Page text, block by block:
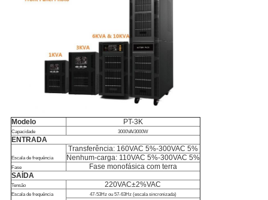
Modelo PT-3K
Capacidade 3000VA/3000W
ENTRADA
Escala de frequência
Transferência: 160VAC 5%-300VAC 5%
Nenhum-carga: 110VAC 5%-300VAC 5%
Fase
Fase monofásica com terra
SAÍDA
Tensão 220VAC±2%VAC
Escala de frequência
47-53Hz ou 57-63Hz (escala sincronizada)